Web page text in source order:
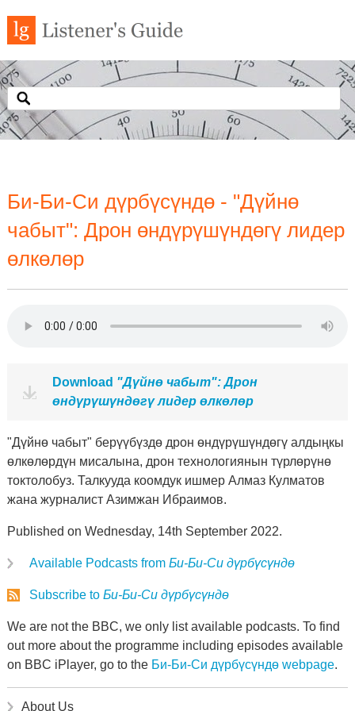
Би-Би-Си дүрбүсүндө - "Дүйнө
чабыт": Дрон өндүрүшүндөгү лидер
өлкөлөр
Download "Дүйнө чабыт": Дрон
өндүрүшүндөгү лидер өлкөлөр
"Дүйнө чабыт" берүүбүздө дрон өндүрүшүндөгү алдыңкы
өлкөлөрдүн мисалына, дрон технологиянын түрлөрүнө
токтолобуз. Талкууда коомдук ишмер Алмаз Кулматов
жана журналист Азимжан Ибраимов.
Published on Wednesday, 14th September 2022.
Available Podcasts from Би-Би-Си дүрбүсүндө
Subscribe to Би-Би-Си дүрбүсүндө
We are not the BBC, we only list available podcasts. To find
out more about the programme including episodes available
on BBC iPlayer, go to the Би-Би-Си дүрбүсүндө webpage.
About Us